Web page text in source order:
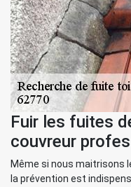
Fuir les fuites
couvreur
Même si nous maitrisons
la prévention est